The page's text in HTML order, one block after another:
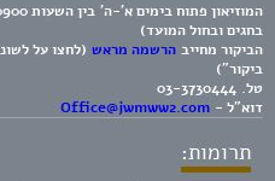
בחגים ובחול המועד)
הביקור מחייב הרשמה מראש (לחצו על
ביקור")
טל. 03-3730444
דוא"ל - Office@jwmww2.com
תרומות: